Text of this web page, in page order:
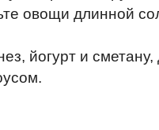
овощи длинной
йогурт и сметану,